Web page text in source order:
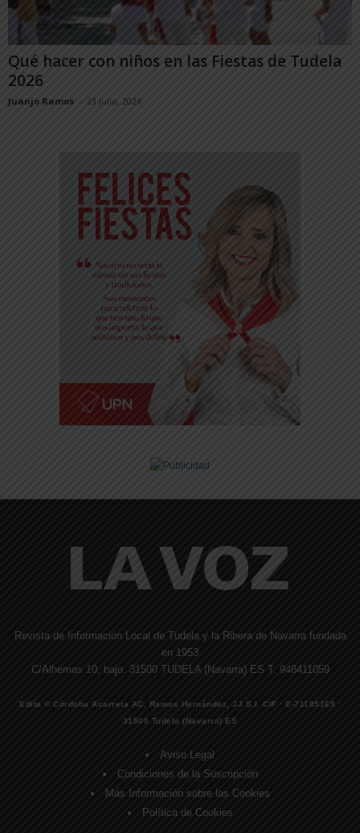
Qué hacer con niños en las Fiestas de Tudela
2026
Juanjo Ramos - 23 julio, 2026
Revista de Información Local de Tudela y la Ribera de Navarra fundada
en 1953
C/Alhemas 10, bajo. 31500 TUDELA (Navarra) ES T. 948411059
Edita © Córdoba Acarreta AC, Ramos Hernández, JJ S.I. CIF · E-71185169 ·
31500 Tudela (Navarra) ES
Aviso Legal
Condiciones de la Suscripción
Más Información sobre las Cookies
Política de Cookies